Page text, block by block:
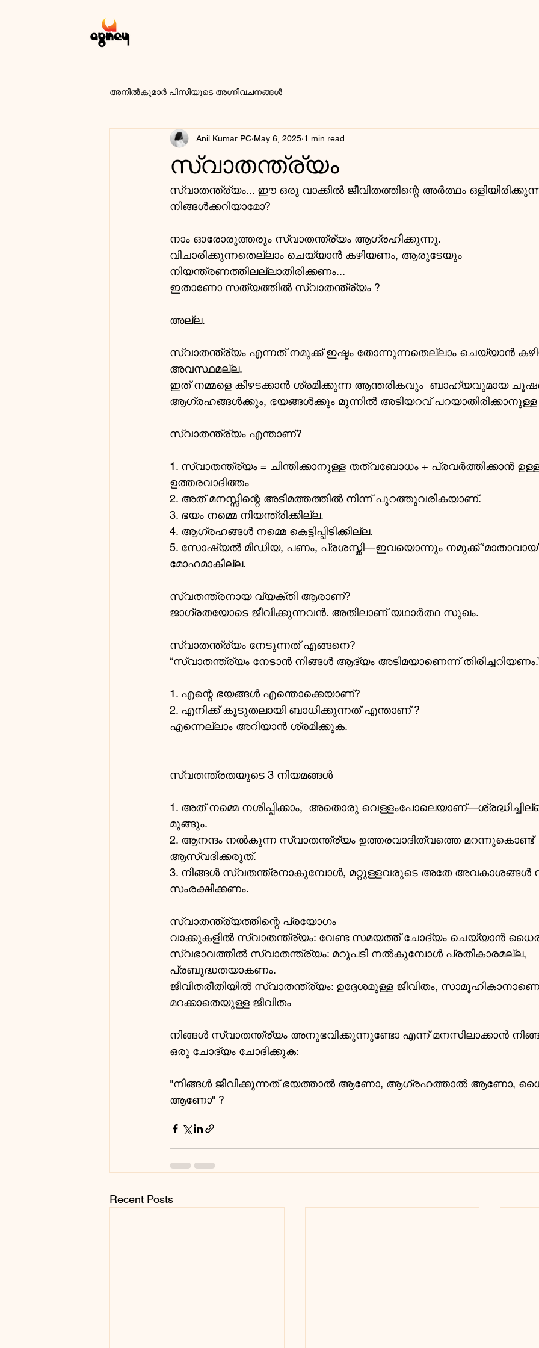
അനിൽകുമാർ പിസിയുടെ അഗ്നിവചനങ്ങൾ
സ്വാതന്ത്ര്യം
Anil Kumar PC May 6, 2025 1 min read
സ്വാതന്ത്ര്യം... ഈ ഒരു വാക്കിൽ ജീവിതത്തിന്റെ അർത്ഥം
നിങ്ങൾക്കറിയാമോ?
നാം ഓരോരുത്തരും സ്വാതന്ത്ര്യം ആഗ്രഹിക്കുന്നു.
വിചാരിക്കുന്നതെല്ലാം ചെയ്യാൻ കഴിയണം, ആരുടേയും
നിയന്ത്രണത്തിലല്ലാതിരിക്കണം...
ഇതാണോ സത്യത്തിൽ സ്വാതന്ത്ര്യം ?
അല്ല.
സ്വാതന്ത്ര്യം എന്നത് നമുക്ക് ഇഷ്ടം തോന്നുന്നതെല്ലാം ചെയ്യാൻ
അവസ്ഥമല്ല.
ഇത് നമ്മളെ കീഴടക്കാൻ ശ്രമിക്കുന്ന ആന്തരികവും  ബാഹ്യവുമായ
ആഗ്രഹങ്ങൾക്കും, ഭയങ്ങൾക്കും മുന്നിൽ അടിയറവ്
സ്വാതന്ത്ര്യം എന്താണ്?
1. സ്വാതന്ത്ര്യം = ചിന്തിക്കാനുള്ള തത്വബോധം + പ്രവർത്തിക്കാൻ
ഉത്തരവാദിത്തം
2. അത് മനസ്സിന്റെ അടിമത്തത്തിൽ നിന്ന് പുറത്തുവരികയാണ്.
3. ഭയം നമ്മെ നിയന്ത്രിക്കില്ല.
4. ആഗ്രഹങ്ങൾ നമ്മെ കെട്ടിപ്പിടിക്കില്ല.
5. സോഷ്യൽ മീഡിയ, പണം, പ്രശസ്തി—ഇവയൊന്നും നമുക്ക് ‘മാതാവായ’
മോഹമാകില്ല.
സ്വതന്ത്രനായ വ്യക്തി ആരാണ്?
ജാഗ്രതയോടെ ജീവിക്കുന്നവൻ. അതിലാണ് യഥാർത്ഥ സുഖം.
സ്വാതന്ത്ര്യം നേടുന്നത് എങ്ങനെ?
“സ്വാതന്ത്ര്യം നേടാൻ നിങ്ങൾ ആദ്യം അടിമയാണെന്ന്
1. എന്റെ ഭയങ്ങൾ എന്തൊക്കെയാണ്?
2. എനിക്ക് കൂടുതലായി ബാധിക്കുന്നത് എന്താണ് ?
എന്നെല്ലാം അറിയാൻ ശ്രമിക്കുക.
സ്വതന്ത്രതയുടെ 3 നിയമങ്ങൾ
1. അത് നമ്മെ നശിപ്പിക്കാം,  അതൊരു
മുങ്ങും.
2. ആനന്ദം നൽകുന്ന സ്വാതന്ത്ര്യം ഉത്തരവാദിത്വത്തെ
ആസ്വദിക്കരുത്.
3. നിങ്ങൾ സ്വതന്ത്രനാകുമ്പോൾ, മറ്റുള്ളവരുടെ അതേ അവകാശങ്ങൾ
സംരക്ഷിക്കണം.
സ്വാതന്ത്ര്യത്തിന്റെ പ്രയോഗം
വാക്കുകളിൽ സ്വാതന്ത്ര്യം: വേണ്ട സമയത്ത് ചോദ്യം ചെയ്യാൻ
സ്വഭാവത്തിൽ സ്വാതന്ത്ര്യം: മറുപടി നൽകുമ്പോൾ പ്രതികാരമല്ല,
പ്രബുദ്ധതയാകണം.
ജീവിതരീതിയിൽ സ്വാതന്ത്ര്യം: ഉദ്ദേശമുള്ള ജീവിതം,
മറക്കാതെയുള്ള ജീവിതം
നിങ്ങൾ സ്വാതന്ത്ര്യം അനുഭവിക്കുന്നുണ്ടോ എന്ന് മനസിലാക്കാൻ
ഒരു ചോദ്യം ചോദിക്കുക:
"നിങ്ങൾ ജീവിക്കുന്നത് ഭയത്താൽ ആണോ, ആഗ്രഹത്താൽ ആണോ,
ആണോ'' ?
Recent Posts